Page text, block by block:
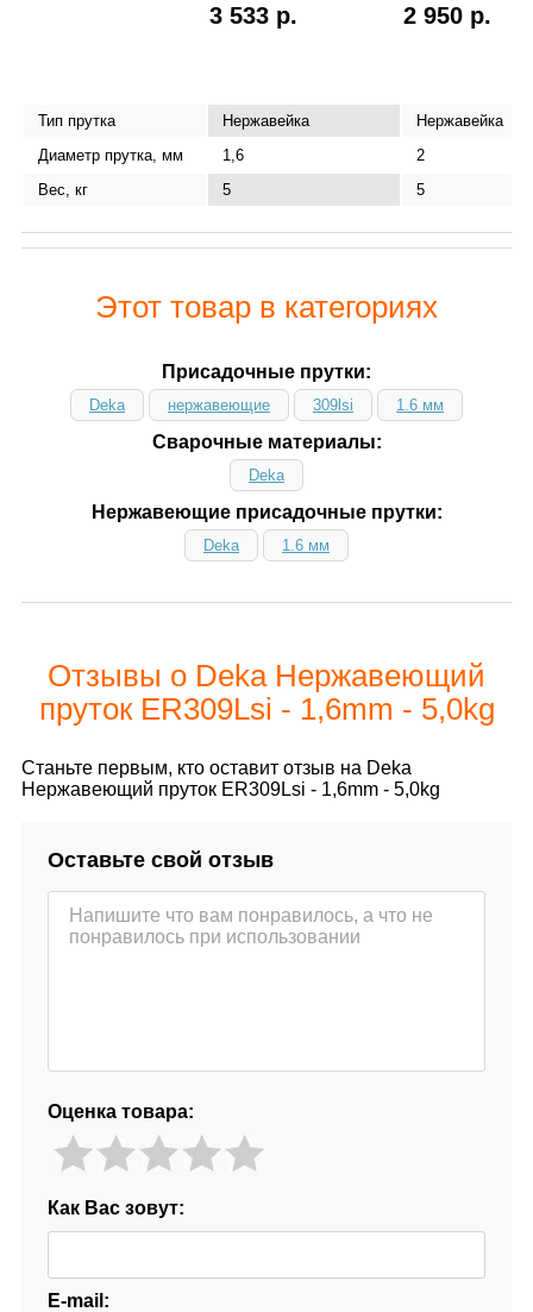
3 533 р. 2 950 р.
Тип прутка Нержавейка
Нержавейка
Диаметр прутка, мм
1,6
2
Вес, кг
5 5
Этот товар в категориях
Присадочные прутки:
Deka нержавеющие 309lsi 1.6 мм
Сварочные материалы:
Deka
Нержавеющие присадочные прутки:
Deka 1.6 мм
Отзывы о Deka Нержавеющий
пруток ER309Lsi - 1,6mm - 5,0kg
Станьте первым, кто оставит отзыв на Deka
Нержавеющий пруток ER309Lsi - 1,6mm - 5,0kg
Оставьте свой отзыв
Оценка товара:
Как Вас зовут:
E-mail: